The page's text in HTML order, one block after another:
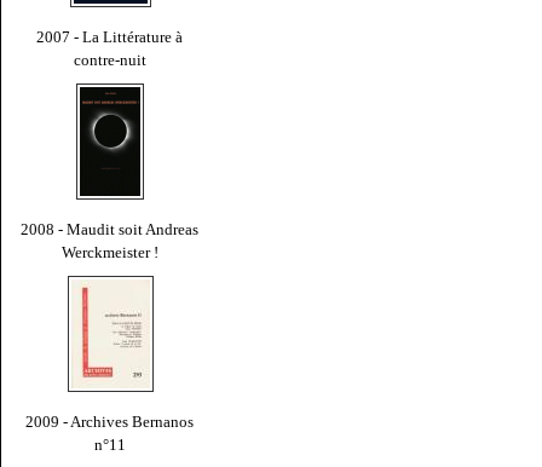
2007 - La Littérature à
contre-nuit
2008 - Maudit soit Andreas
Werckmeister !
2009 - Archives Bernanos
n°11